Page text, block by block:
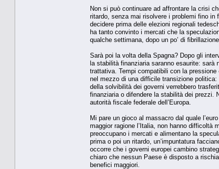
Non si può continuare ad affrontare la crisi
ritardo, senza mai risolvere i problemi fino
decidere prima delle elezioni regionali
ha tanto convinto i mercati che la
qualche settimana, dopo un po’ di
Sarà poi la volta della Spagna? Dopo gli
la stabilità finanziaria saranno esaurite: sarà
trattativa. Tempi compatibili con la
nel mezzo di una difficile transizione
della solvibilità dei governi verrebbero
finanziaria o difendere la stabilità dei prezzi.
autorità fiscale federale dell’Europa.
Mi pare un gioco al massacro dal quale
maggior ragione l’Italia, non hanno difficoltà
preoccupano i mercati e alimentano la
prima o poi un ritardo, un’impuntatura
occorre che i governi europei cambino
chiaro che nessun Paese è disposto a
benefici maggiori.